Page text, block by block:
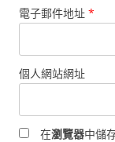
電子郵件地址 *
個人網站網址
在瀏覽器中儲